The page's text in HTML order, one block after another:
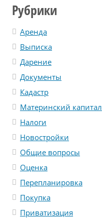
Рубрики
Аренда
Выписка
Дарение
Документы
Кадастр
Материнский капитал
Налоги
Новостройки
Общие вопросы
Оценка
Перепланировка
Покупка
Приватизация